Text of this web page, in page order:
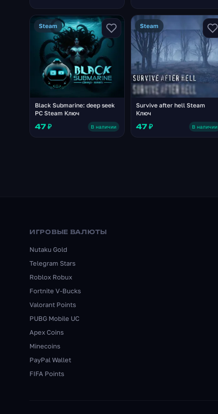
Steam
Black Submarine: deep seek
PC Steam Ключ
47 ₽ В наличии
Steam
Survive after hell Steam
Ключ
47 ₽ В наличии
ИГРОВЫЕ ВАЛЮТЫ
Nutaku Gold
Telegram Stars
Roblox Robux
Fortnite V-Bucks
Valorant Points
PUBG Mobile UC
Apex Coins
Minecoins
PayPal Wallet
FIFA Points